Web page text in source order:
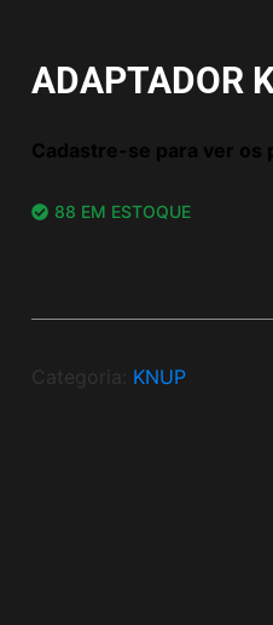
ADAPTADOR
Cadastre-se para ver os
88 EM ESTOQUE
Categoria: KNUP